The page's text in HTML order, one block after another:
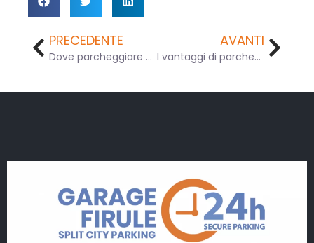
PRECEDENTE
Dove parcheggiare a Spalato, in Croazia?
AVANTI
I vantaggi di parcheggiare un’auto in garage